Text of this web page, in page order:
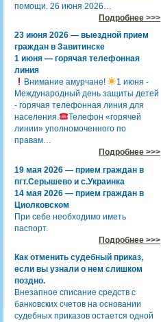
помощи. 26 июня 2026…
Подробнее >>>
23 июня 2026 — выездной прием
граждан в Завитинске
1 июня — горячая телефонная
линия
Внимание амурчане!
1 июня -
Международный день защиты детей
- горячая телефонная линия для
населения.
Телефон «горячей
линии» уполномоченного по
правам…
Подробнее >>>
19 мая 2026 — прием граждан в
пгт.Серышево и с.Украинка
14 мая 2026 — прием граждан в
Циолковском
При себе необходимо иметь
паспорт.
Подробнее >>>
Как отменить судебный приказ,
если вы узнали о нем слишком
поздно.
Внезапное списание средств с
банковских счетов на основании
судебных приказов остается одной